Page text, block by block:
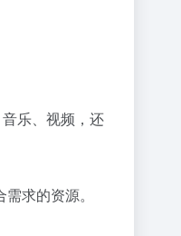
乐、视频，还
求的资源。